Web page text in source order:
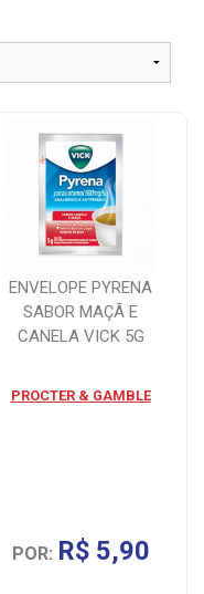
ENVELOPE PYRENA
SABOR MAÇÃ E
CANELA VICK 5G
PROCTER & GAMBLE
POR: R$ 5,90